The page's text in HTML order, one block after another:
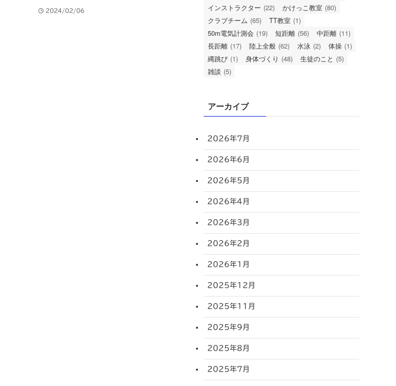
2024/02/06
インストラクター (22) かけっこ教室 (80)
クラブチーム (65) TT教室 (1)
50m電気計測会 (19) 短距離 (56) 中距離 (11)
長距離 (17) 陸上全般 (62) 水泳 (2) 体操 (1)
縄跳び (1) 身体づくり (48) 生徒のこと (5)
雑談 (5)
アーカイブ
2026年7月
2026年6月
2026年5月
2026年4月
2026年3月
2026年2月
2026年1月
2025年12月
2025年11月
2025年9月
2025年8月
2025年7月